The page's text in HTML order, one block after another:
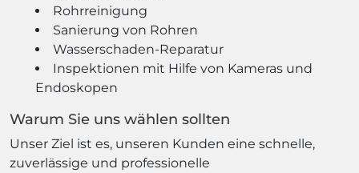
Rohrreinigung
Sanierung von Rohren
Wasserschaden-Reparatur
Inspektionen mit Hilfe von Kameras und
Endoskopen
Warum Sie uns wählen sollten
Unser Ziel ist es, unseren Kunden eine schnelle,
zuverlässige und professionelle